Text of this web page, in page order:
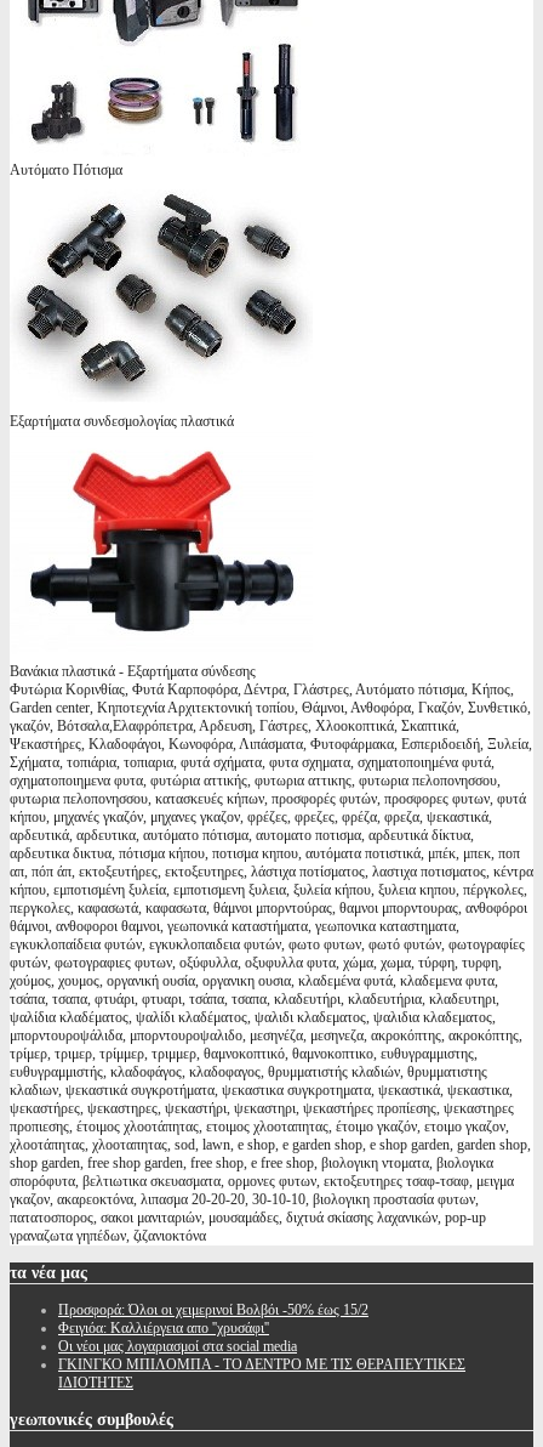
Αυτόματο Πότισμα
Εξαρτήματα συνδεσμολογίας πλαστικά
Βανάκια πλαστικά - Εξαρτήματα σύνδεσης
Φυτώρια Κορινθίας, Φυτά Καρποφόρα, Δέντρα, Γλάστρες, Αυτόματο πότισμα, Κήπος,
Garden center, Κηποτεχνία Αρχιτεκτονική τοπίου, Θάμνοι, Ανθοφόρα, Γκαζόν, Συνθετικό,
γκαζόν, Βότσαλα,Ελαφρόπετρα, Αρδευση, Γάστρες, Χλοοκοπτικά, Σκαπτικά,
Ψεκαστήρες, Κλαδοφάγοι, Κωνοφόρα, Λιπάσματα, Φυτοφάρμακα, Εσπεριδοειδή, Ξυλεία,
Σχήματα, τοπιάρια, τοπιαρια, φυτά σχήματα, φυτα σχηματα, σχηματοποιημένα φυτά,
σχηματοποιημενα φυτα, φυτώρια αττικής, φυτωρια αττικης, φυτωρια πελοπονησσου,
φυτωρια πελοπονησσου, κατασκευές κήπων, προσφορές φυτών, προσφορες φυτων, φυτά
κήπου, μηχανές γκαζόν, μηχανες γκαζον, φρέζες, φρεζες, φρέζα, φρεζα, ψεκαστικά,
αρδευτικά, αρδευτικα, αυτόματο πότισμα, αυτοματο ποτισμα, αρδευτικά δίκτυα,
αρδευτικα δικτυα, πότισμα κήπου, ποτισμα κηπου, αυτόματα ποτιστικά, μπέκ, μπεκ, ποπ
απ, πόπ άπ, εκτοξευτήρες, εκτοξευτηρες, λάστιχα ποτίσματος, λαστιχα ποτισματος, κέντρα
κήπου, εμποτισμένη ξυλεία, εμποτισμενη ξυλεια, ξυλεία κήπου, ξυλεια κηπου, πέργκολες,
περγκολες, καφασωτά, καφασωτα, θάμνοι μπορντούρας, θαμνοι μπορντουρας, ανθοφόροι
θάμνοι, ανθοφοροι θαμνοι, γεωπονικά καταστήματα, γεωπονικα καταστηματα,
εγκυκλοπαίδεια φυτών, εγκυκλοπαιδεια φυτών, φωτο φυτων, φωτό φυτών, φωτογραφίες
φυτών, φωτογραφιες φυτων, οξύφυλλα, οξυφυλλα φυτα, χώμα, χωμα, τύρφη, τυρφη,
χούμος, χουμος, οργανική ουσία, οργανικη ουσια, κλαδεμένα φυτά, κλαδεμενα φυτα,
τσάπα, τσαπα, φτυάρι, φτυαρι, τσάπα, τσαπα, κλαδευτήρι, κλαδευτήρια, κλαδευτηρι,
ψαλίδια κλαδέματος, ψαλίδι κλαδέματος, ψαλιδι κλαδεματος, ψαλιδια κλαδεματος,
μπορντουροψάλιδα, μπορντουροψαλιδο, μεσηνέζα, μεσηνεζα, ακροκόπτης, ακροκόπτης,
τρίμερ, τριμερ, τρίμμερ, τριμμερ, θαμνοκοπτικό, θαμνοκοπτικο, ευθυγραμμιστης,
ευθυγραμμιστής, κλαδοφάγος, κλαδοφαγος, θρυμματιστής κλαδιών, θρυμματιστης
κλαδιων, ψεκαστικά συγκροτήματα, ψεκαστικα συγκροτηματα, ψεκαστικά, ψεκαστικα,
ψεκαστήρες, ψεκαστηρες, ψεκαστήρι, ψεκαστηρι, ψεκαστήρες προπίεσης, ψεκαστηρες
προπιεσης, έτοιμος χλοοτάπητας, ετοιμος χλοοταπητας, έτοιμο γκαζόν, ετοιμο γκαζον,
χλοοτάπητας, χλοοταπητας, sod, lawn, e shop, e garden shop, e shop garden, garden shop,
shop garden, free shop garden, free shop, e free shop, βιολογικη ντοματα, βιολογικα
σπορόφυτα, βελτιωτικα σκευασματα, ορμονες φυτων, εκτοξευτηρες τσαφ-τσαφ, μειγμα
γκαζον, ακαρεοκτόνα, λιπασμα 20-20-20, 30-10-10, βιολογικη προστασία φυτων,
πατατοσπορος, σακοι μανιταριών, μουσαμάδες, διχτυά σκίασης λαχανικών, pop-up
γραναζωτα γηπέδων, ζιζανιοκτόνα
τα νέα μας
Προσφορά: Όλοι οι χειμερινοί Βολβόι -50% έως 15/2
Φειγιόα: Καλλιέργεια απο ''χρυσάφι''
Oι νέοι μας λογαριασμοί στα social media
ΓΚΙΝΓΚΟ ΜΠΙΛΟΜΠΑ - ΤΟ ΔΕΝΤΡΟ ΜΕ ΤΙΣ ΘΕΡΑΠΕΥΤΙΚΕΣ
ΙΔΙΟΤΗΤΕΣ
γεωπονικές συμβουλές